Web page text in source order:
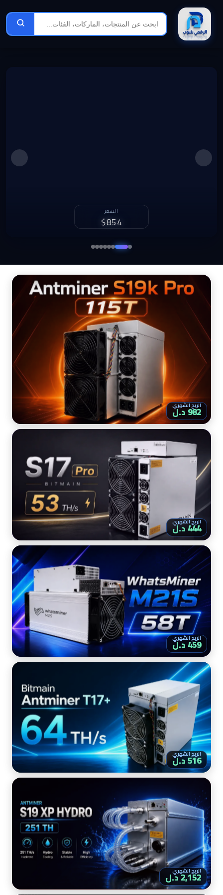
السعر
$860
الربح الشهري
1,109 د.ل
الربح الشهري
982 د.ل
الربح الشهري
444 د.ل
الربح الشهري
459 د.ل
الربح الشهري
516 د.ل
الربح الشهري
2,152 د.ل